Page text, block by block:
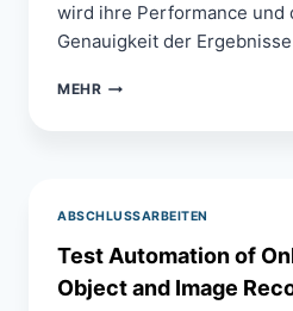
wird ihre Performance und
Genauigkeit der
MEHRREAL
EVALUIERUNG
FARBGETREUER
VERFAHREN
ZUR
ABSCHLUSSARBEITEN
Test Automation of
Object and Image